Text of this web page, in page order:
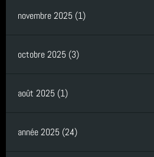
L'Estartit SCP
Hikeric Club
novembre 2025 (1)
octobre 2025 (3)
août 2025 (1)
année 2025 (24)